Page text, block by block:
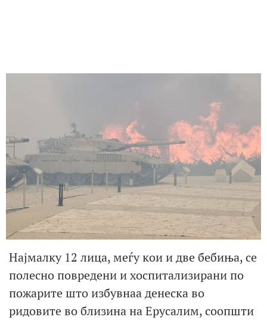
Најмалку 12 лица, меѓу кои и две бебиња, се
полесно повредени и хоспитализирани по
пожарите што избувнаа денеска во
ридовите во близина на Ерусалим, соопшти